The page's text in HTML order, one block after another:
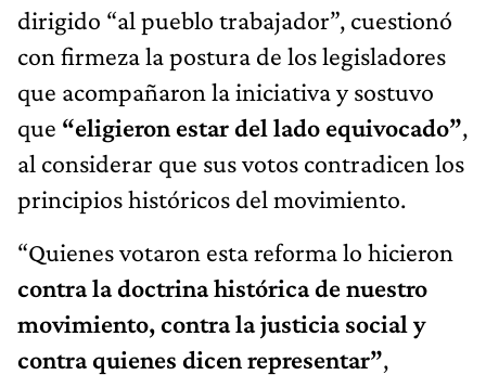
dirigido “al pueblo trabajador”, cuestionó
con firmeza la postura de los legisladores
que acompañaron la iniciativa y sostuvo
que “eligieron estar del lado equivocado”,
al considerar que sus votos contradicen los
principios históricos del movimiento.
“Quienes votaron esta reforma lo hicieron
contra la doctrina histórica de nuestro
movimiento, contra la justicia social y
contra quienes dicen representar”,